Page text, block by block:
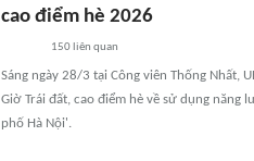
cao điểm hè 2026
150liên quan
Sáng ngày 28/3 tại Công viên Thống Nhất,
Giờ Trái đất, cao điểm hè về sử dụng năng
phố Hà Nội'.